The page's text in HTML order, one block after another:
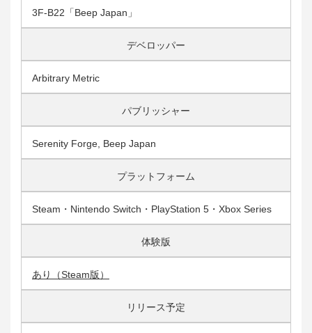
3F-B22「Beep Japan」
デベロッパー
Arbitrary Metric
パブリッシャー
Serenity Forge, Beep Japan
プラットフォーム
Steam・Nintendo Switch・PlayStation 5・Xbox Series
体験版
あり（Steam版）
リリース予定